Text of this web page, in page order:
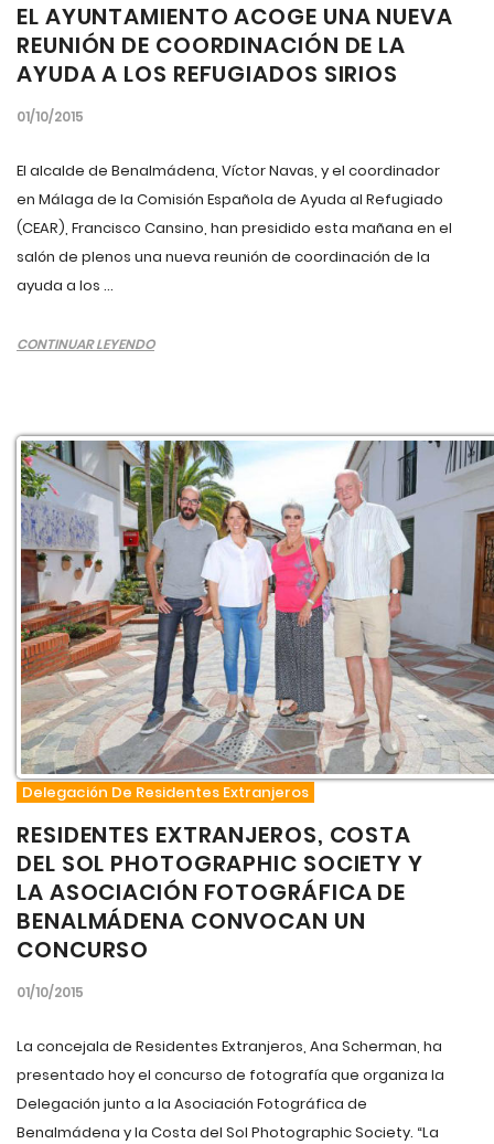
EL AYUNTAMIENTO ACOGE UNA NUEVA
REUNIÓN DE COORDINACIÓN DE LA
AYUDA A LOS REFUGIADOS SIRIOS
01/10/2015
El alcalde de Benalmádena, Víctor Navas, y el coordinador
en Málaga de la Comisión Española de Ayuda al Refugiado
(CEAR), Francisco Cansino, han presidido esta mañana en el
salón de plenos una nueva reunión de coordinación de la
ayuda a los ...
CONTINUAR LEYENDO
Delegación De Residentes Extranjeros
RESIDENTES EXTRANJEROS, COSTA
DEL SOL PHOTOGRAPHIC SOCIETY Y
LA ASOCIACIÓN FOTOGRÁFICA DE
BENALMÁDENA CONVOCAN UN
CONCURSO
01/10/2015
La concejala de Residentes Extranjeros, Ana Scherman, ha
presentado hoy el concurso de fotografía que organiza la
Delegación junto a la Asociación Fotográfica de
Benalmádena y la Costa del Sol Photographic Society. “La